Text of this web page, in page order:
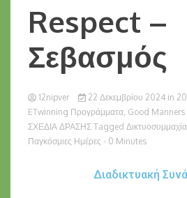
Respect –
Σεβασμός
12nipver 22 Δεκεμβρίου 2024 in
ETwinning Προγράμματα, Good Manners
ΣΧΕΔΙΑ ΔΡΑΣΗΣ Tagged
Παγκόσμιες Ημέρες - 0 Minutes
Διαδικτυακή